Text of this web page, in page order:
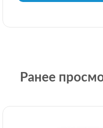
Ранее